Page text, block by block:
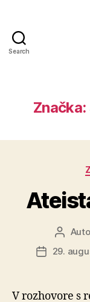
Search
Značka:
Autor
článku
Dátum
29.
V rozhovore s